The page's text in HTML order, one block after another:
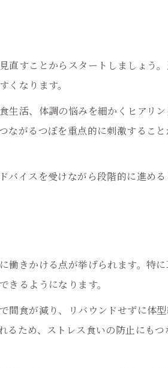
すことからスタートしましょう
なります。
活、体調の悩みを細かくヒアリ
がるつぼを重点的に刺激するこ
イスを受けながら段階的に進め
きかける点が挙げられます。特
るようになります。
食が減り、リバウンドせずに体
ため、ストレス食いの防止にも